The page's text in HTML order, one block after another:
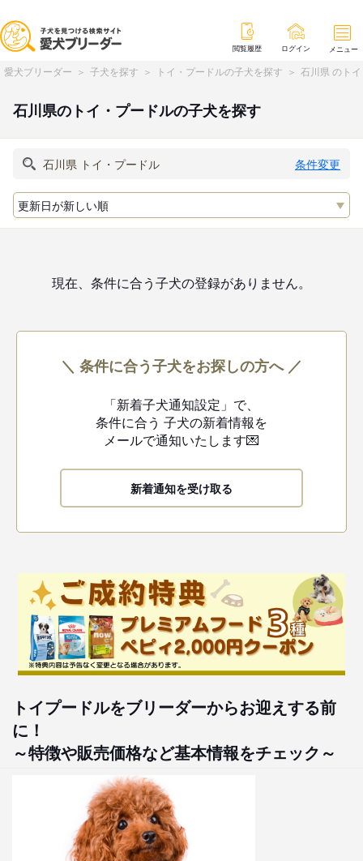
閲覧履歴 ログイン メニュー
愛犬ブリーダー 子犬を探す トイ・プードルの子犬を探す 石川県 のト
石川県のトイ・プードルの子犬を探す
条件変更
現在、条件に合う子犬の登録がありません。
＼ 条件に合う子犬をお探しの方へ ／
「新着子犬通知設定」で、
条件に合う 子犬の新着情報を
メールで通知いたします💌
新着通知を受け取る
トイプードルをブリーダーからお迎えする前
に！
～特徴や販売価格など基本情報をチェック～